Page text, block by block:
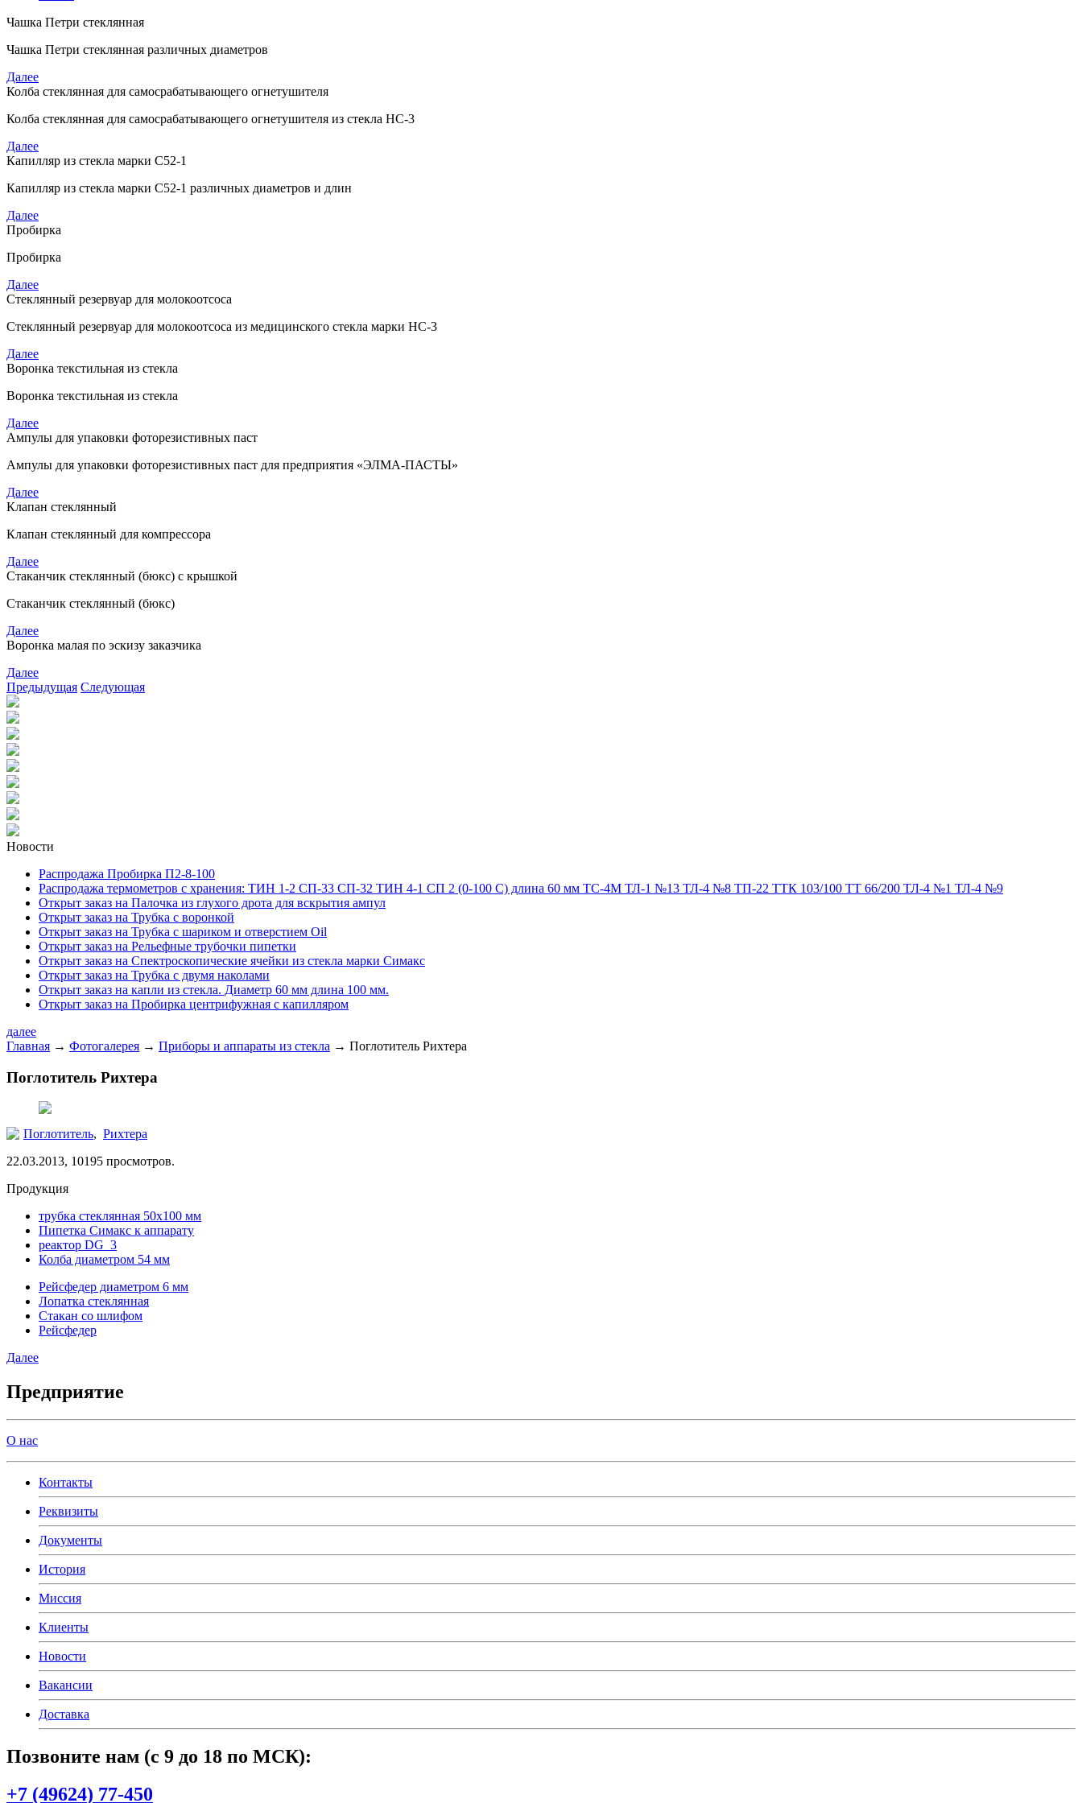
Чашка Петри стеклянная
Чашка Петри стеклянная различных диаметров
Далее
Колба стеклянная для самосрабатывающего огнетушителя
Колба стеклянная для самосрабатывающего огнетушителя из стекла НС-3
Далее
Капилляр из стекла марки С52-1
Капилляр из стекла марки С52-1 различных диаметров и длин
Далее
Пробирка
Пробирка
Далее
Стеклянный резервуар для молокоотсоса
Стеклянный резервуар для молокоотсоса из медицинского стекла марки НС-3
Далее
Воронка текстильная из стекла
Воронка текстильная из стекла
Далее
Ампулы для упаковки фоторезистивных паст
Ампулы для упаковки фоторезистивных паст для предприятия «ЭЛМА-ПАСТЫ»
Далее
Клапан стеклянный
Клапан стеклянный для компрессора
Далее
Стаканчик стеклянный (бюкс) с крышкой
Стаканчик стеклянный (бюкс)
Далее
Воронка малая по эскизу заказчика
Далее
Предыдущая Следующая
Новости
Распродажа Пробирка П2-8-100
Распродажа термометров с хранения: ТИН 1-2 СП-33 СП-32 ТИН 4-1 СП 2 (0-100 С) длина 60 мм ТС-4М ТЛ-1 №13 ТЛ-4 №8 ТП-22 ТТК 103/100 ТТ 66/200 ТЛ-4 №1 ТЛ-4 №9
Открыт заказ на Палочка из глухого дрота для вскрытия ампул
Открыт заказ на Трубка с воронкой
Открыт заказ на Трубка с шариком и отверстием Oil
Открыт заказ на Рельефные трубочки пипетки
Открыт заказ на Спектроскопические ячейки из стекла марки Симакс
Открыт заказ на Трубка с двумя наколами
Открыт заказ на капли из стекла. Диаметр 60 мм длина 100 мм.
Открыт заказ на Пробирка центрифужная с капилляром
далее
Главная → Фотогалерея → Приборы и аппараты из стекла → Поглотитель Рихтера
Поглотитель Рихтера
Поглотитель, Рихтера
22.03.2013, 10195 просмотров.
Продукция
трубка стеклянная 50х100 мм
Пипетка Симакс к аппарату
реактор DG_3
Колба диаметром 54 мм
Рейсфедер диаметром 6 мм
Лопатка стеклянная
Стакан со шлифом
Рейсфедер
Далее
Предприятие
О нас
Контакты
Реквизиты
Документы
История
Миссия
Клиенты
Новости
Вакансии
Доставка
Позвоните нам (с 9 до 18 по МСК):
+7 (49624) 77-450